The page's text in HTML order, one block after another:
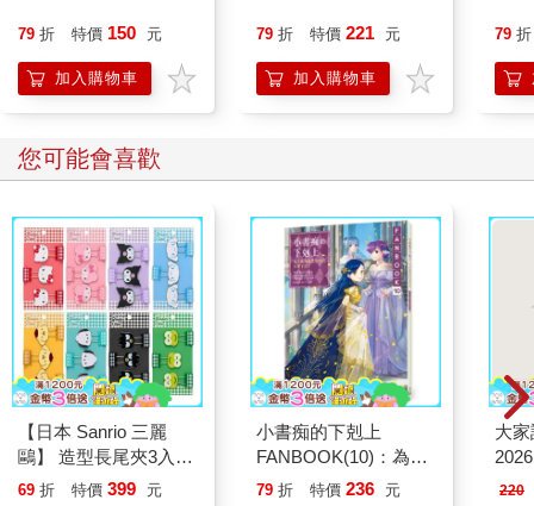
79 折 特價 150 元
加入購物車
79 折 特價 221 元
加入購物車
79 折
您可能會喜歡
【日本 Sanrio 三麗
鷗】 造型長尾夾3入組
(8款可選) 凱蒂貓 Hello
69 折 特價 399 元
小書痴的下剋上
FANBOOK(10)：為了
成為圖書管理員不擇手
79 折 特價 236 元
大
220